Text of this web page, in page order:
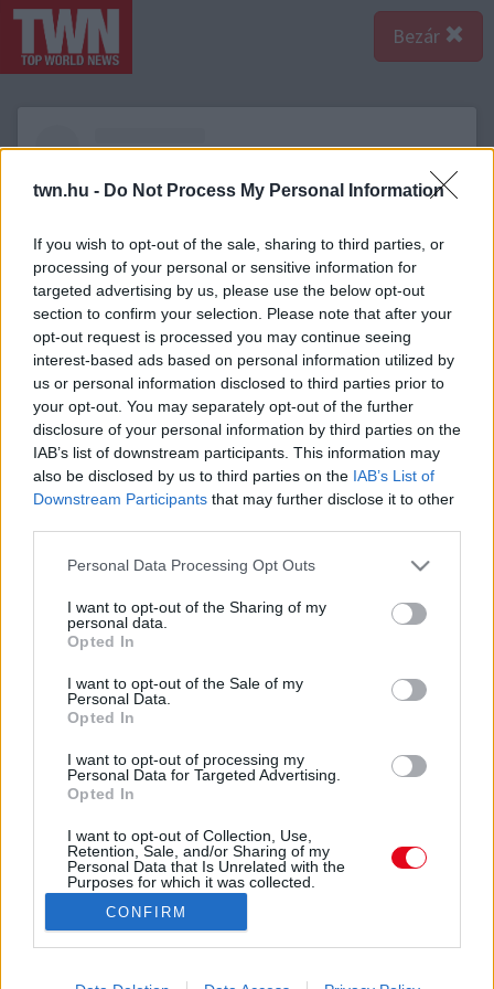
twn.hu - Do Not Process My Personal Information
If you wish to opt-out of the sale, sharing to third parties, or
processing of your personal or sensitive information for
targeted advertising by us, please use the below opt-out
section to confirm your selection. Please note that after your
opt-out request is processed you may continue seeing
interest-based ads based on personal information utilized by
us or personal information disclosed to third parties prior to
your opt-out. You may separately opt-out of the further
disclosure of your personal information by third parties on the
IAB’s list of downstream participants. This information may
also be disclosed by us to third parties on the IAB’s List of
Downstream Participants that may further disclose it to other
Please note that this website/app uses one or more Google
not limited to your visit or usage behaviour. You may click to
grant or deny consent to Google and its third-party tags to
use your data for below specified purposes in below Google
consent section.
Personal Data Processing Opt Outs
I want to opt-out of the Sharing of my
personal data.
Opted In
I want to opt-out of the Sale of my
Personal Data.
Opted In
I want to opt-out of processing my
Personal Data for Targeted Advertising.
Opted In
I want to opt-out of Collection, Use,
Retention, Sale, and/or Sharing of my
Personal Data that Is Unrelated with the
Purposes for which it was collected.
Google consents
CONFIRM
Bezár
A bejegyzés megtekintése az Instagramon
A Jack Russell - tacskó keverék megjelenése: Mint már
említettük, a keverékre nincs fajtastandard. Ez azt
jelenti, hogy az egyes kutyák között észrevehető
különbségek vannak, különösen a megjelenés
tekintetében. A lehetséges megjelenés azonban a
következő jellemzőkben foglalható össze. A keverék
inkább alacsony, de erős és izmos. Általában, de nem
mindig, a tacskóra jellemző rövid lábakkal és hosszúkás